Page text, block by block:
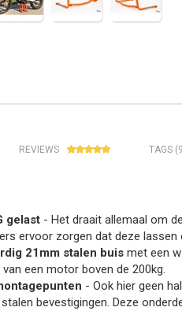
REVIEWS TAGS
gelast- Het draait allemaal om
ervoor zorgen dat deze lassen
21mm stalen buis met een
een motor boven de 200kg.
- Ook hier geen
bevestigingen. Deze